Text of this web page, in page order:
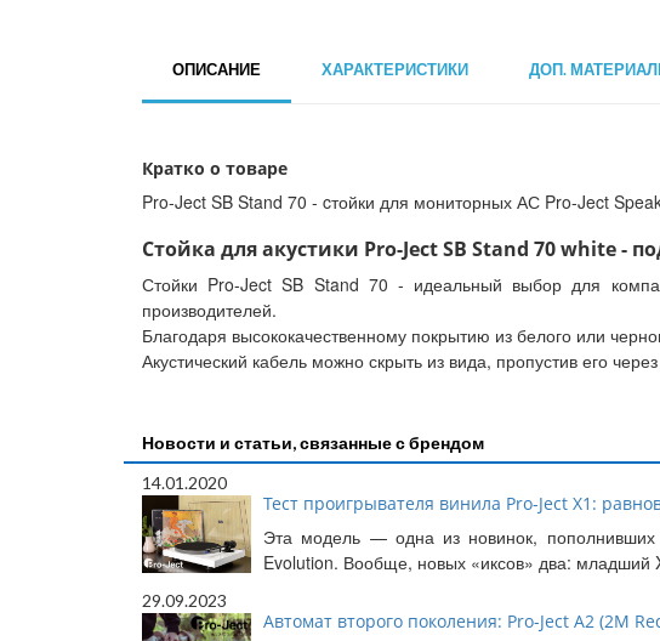
ОПИСАНИЕ ХАРАКТЕРИСТИКИ ДОП.
Кратко о товаре
Pro-Ject SB Stand 70 - cтойки для мониторных АС Pro-Ject
Стойка для акустики Pro-Ject SB Stand 70 white -
Стойки Pro-Ject SB Stand 70 - идеальный выбор для
производителей.
Благодаря высококачественному покрытию из белого или
Акустический кабель можно скрыть из вида, пропустив его
Новости и статьи, связанные с брендом
14.01.2020
Тест проигрывателя винила Pro-Ject X1:
Эта модель — одна из новинок, пополнивших
Evolution. Вообще, новых «иксов» два: младший
29.09.2023
Автомат второго поколения: Pro-Ject A2 (2M